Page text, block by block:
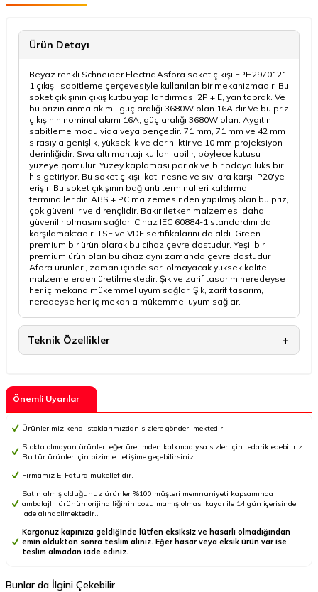
Ürün Detayı
Beyaz renkli Schneider Electric Asfora soket çıkışı EPH2970121
1 çıkışlı sabitleme çerçevesiyle kullanılan bir mekanizmadır. Bu
soket çıkışının çıkış kutbu yapılandırması 2P + E, yan toprak. Ve
bu prizin anma akımı, güç aralığı 3680W olan 16A'dır Ve bu priz
çıkışının nominal akımı 16A, güç aralığı 3680W olan. Aygıtın
sabitleme modu vida veya pençedir. 71 mm, 71 mm ve 42 mm
sırasıyla genişlik, yükseklik ve derinliktir ve 10 mm projeksiyon
derinliğidir. Sıva altı montajı kullanılabilir, böylece kutusu
yüzeye gömülür. Yüzey kaplaması parlak ve bir odaya lüks bir
his getiriyor. Bu soket çıkışı, katı nesne ve sıvılara karşı IP20'ye
erişir. Bu soket çıkışının bağlantı terminalleri kaldırma
terminalleridir. ABS + PC malzemesinden yapılmış olan bu priz,
çok güvenilir ve dirençlidir. Bakır iletken malzemesi daha
güvenilir olmasını sağlar. Cihaz IEC 60884-1 standardını da
karşılamaktadır. TSE ve VDE sertifikalarını da aldı. Green
premium bir ürün olarak bu cihaz çevre dostudur. Yeşil bir
premium ürün olan bu cihaz aynı zamanda çevre dostudur
Afora ürünleri, zaman içinde sarı olmayacak yüksek kaliteli
malzemelerden üretilmektedir. Şık ve zarif tasarım neredeyse
her iç mekana mükemmel uyum sağlar. Şık, zarif tasarım,
neredeyse her iç mekanla mükemmel uyum sağlar.
Teknik Özellikler
Önemli Uyarılar
Ürünlerimiz kendi stoklarımızdan sizlere gönderilmektedir.
Stokta olmayan ürünleri eğer üretimden kalkmadıysa sizler için tedarik edebiliriz.
Bu tür ürünler için bizimle iletişime geçebilirsiniz.
Firmamız E-Fatura mükellefidir.
Satın almış olduğunuz ürünler %100 müşteri memnuniyeti kapsamında
ambalajlı, ürünün orijinalliğinin bozulmamış olması kaydı ile 14 gün içerisinde
iade alınabilmektedir..
Kargonuz kapınıza geldiğinde lütfen eksiksiz ve hasarlı olmadığından
emin olduktan sonra teslim alınız. Eğer hasar veya eksik ürün var ise
teslim almadan iade ediniz.
Bunlar da İlgini Çekebilir